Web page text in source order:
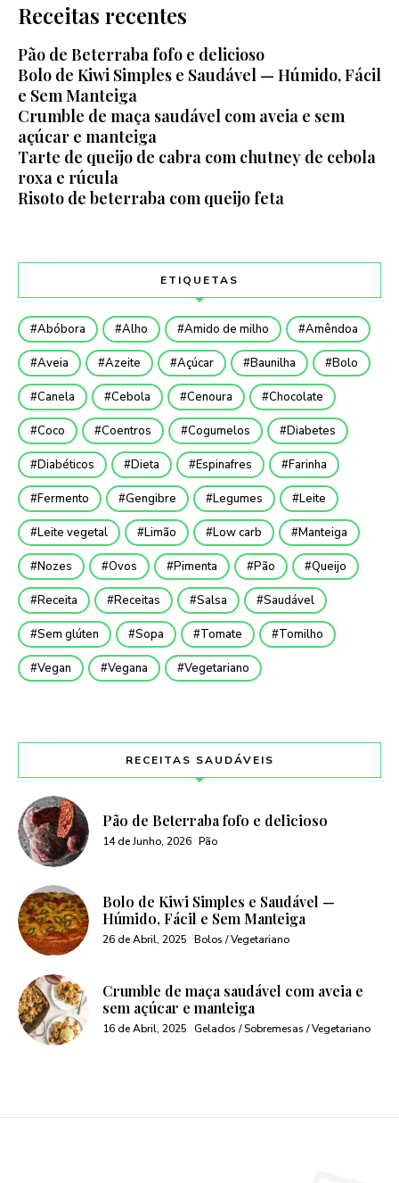
Receitas recentes
Pão de Beterraba fofo e delicioso
Bolo de Kiwi Simples e Saudável — Húmido, Fácil
e Sem Manteiga
Crumble de maça saudável com aveia e sem
açúcar e manteiga
Tarte de queijo de cabra com chutney de cebola
roxa e rúcula
Risoto de beterraba com queijo feta
ETIQUETAS
Abóbora Alho Amido de milho Amêndoa
Aveia Azeite Açúcar Baunilha Bolo
Canela Cebola Cenoura Chocolate
Coco Coentros Cogumelos Diabetes
Diabéticos Dieta Espinafres Farinha
Fermento Gengibre Legumes Leite
Leite vegetal Limão Low carb Manteiga
Nozes Ovos Pimenta Pão Queijo
Receita Receitas Salsa Saudável
Sem glúten Sopa Tomate Tomilho
Vegan Vegana Vegetariano
RECEITAS SAUDÁVEIS
Pão de Beterraba fofo e delicioso
14 de Junho, 2026 Pão
Bolo de Kiwi Simples e Saudável —
Húmido, Fácil e Sem Manteiga
26 de Abril, 2025 Bolos / Vegetariano
Crumble de maça saudável com aveia e
sem açúcar e manteiga
16 de Abril, 2025 Gelados / Sobremesas / Vegetariano